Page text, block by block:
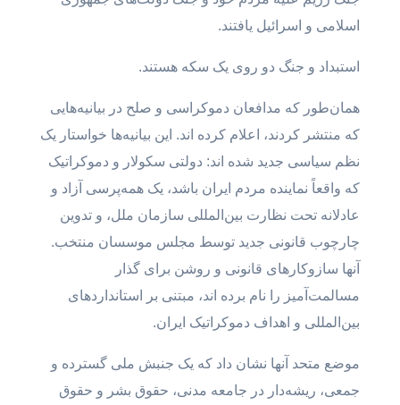
اسلامی و اسرائیل یافتند.
استبداد و جنگ دو روی یک سکه هستند.
همان‌طور که مدافعان دموکراسی و صلح در بیانیه‌هایی
که منتشر کردند، اعلام کرده اند. این بیانیه‌ها خواستار یک
نظم سیاسی جدید شده اند: دولتی سکولار و دموکراتیک
که واقعاً نماینده مردم ایران باشد، یک همه‌پرسی آزاد و
عادلانه تحت نظارت بین‌المللی سازمان ملل، و تدوین
چارچوب قانونی جدید توسط مجلس موسسان منتخب.
آنها سازوکارهای قانونی و روشن برای گذار
مسالمت‌آمیز را نام برده اند، مبتنی بر استانداردهای
بین‌المللی و اهداف دموکراتیک ایران.
موضع متحد آنها نشان داد که یک جنبش ملی گسترده و
جمعی، ریشه‌دار در جامعه مدنی، حقوق بشر و حقوق